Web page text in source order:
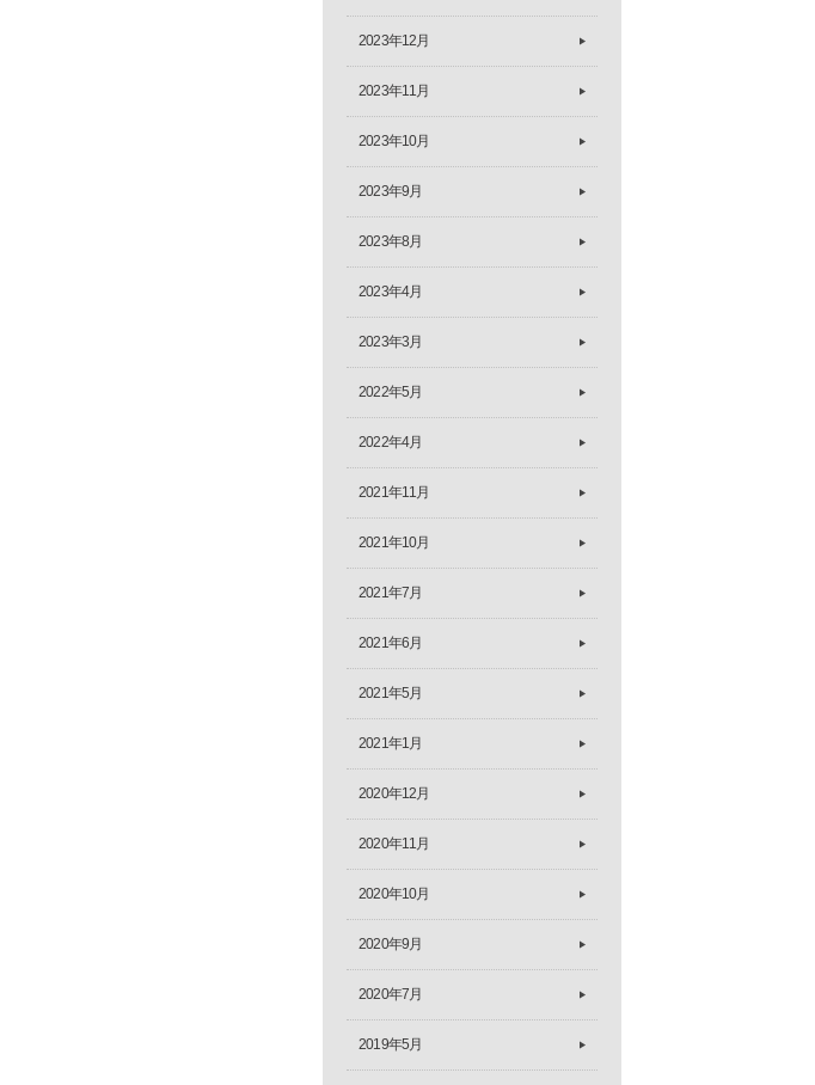
2023年12月
2023年11月
2023年10月
2023年9月
2023年8月
2023年4月
2023年3月
2022年5月
2022年4月
2021年11月
2021年10月
2021年7月
2021年6月
2021年5月
2021年1月
2020年12月
2020年11月
2020年10月
2020年9月
2020年7月
2019年5月